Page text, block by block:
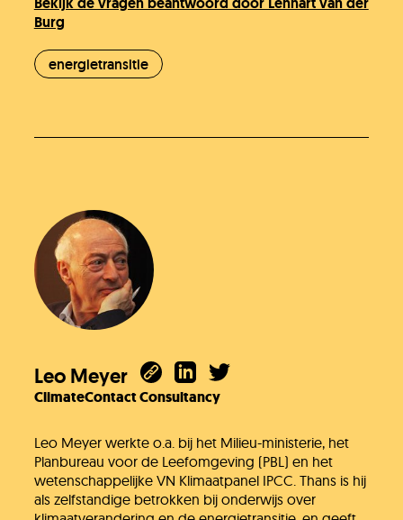
Burg
energietransitie
Leo Meyer
ClimateContact Consultancy
Leo Meyer werkte o.a. bij het Milieu-ministerie, het
Planbureau voor de Leefomgeving (PBL) en het
wetenschappelijke VN Klimaatpanel IPCC. Thans is hij
als zelfstandige betrokken bij onderwijs over